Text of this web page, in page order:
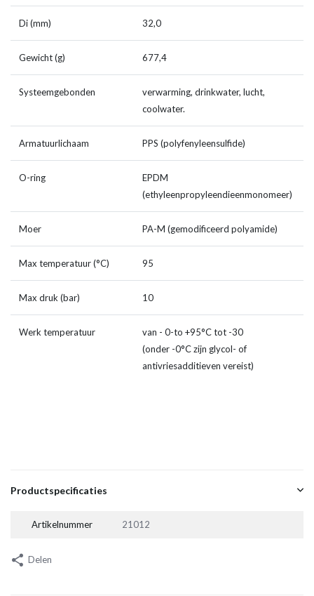
Di (mm) 32,0
Gewicht (g) 677,4
Systeemgebonden
verwarming, drinkwater, lucht,
coolwater.
Armatuurlichaam PPS (polyfenyleensulfide)
O-ring
EPDM
(ethyleenpropyleendieenmonomeer)
Moer PA-M (gemodificeerd polyamide)
Max temperatuur (°C) 95
Max druk (bar) 10
Werk temperatuur
van - 0-to +95°C tot -30
(onder -0°C zijn glycol- of
antivriesadditieven vereist)
Productspecificaties
Artikelnummer 21012
Delen